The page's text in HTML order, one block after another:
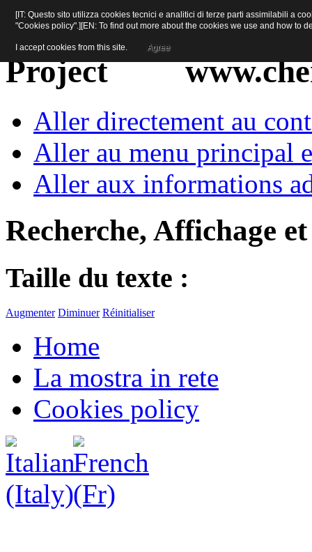
Aller directement au
Aller au menu principal
Aller aux informations
Recherche, Affichage
Taille du texte :
Augmenter Diminuer Réinitialiser
Home
La mostra in rete
Cookies policy
[IT: Questo sito utilizza cookies tecnici e analitici di terze parti assimilabili a
"Cookies policy".][EN: To find out more about the cookies we use and how to
I accept cookies from this site. Agree